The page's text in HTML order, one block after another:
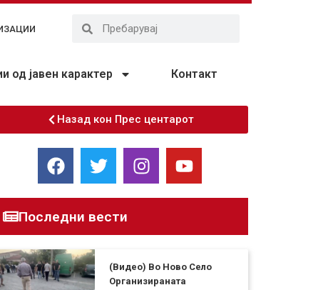
од јавен карактер Контакт
Назад кон Прес центарот
Последни вести
(Видео) Во Ново Село
Организираната